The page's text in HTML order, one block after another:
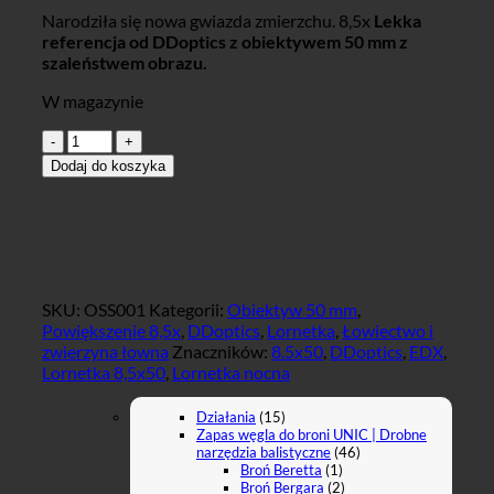
Narodziła się nowa gwiazda zmierzchu. 8,5x Lekka
referencja od DDoptics z obiektywem 50 mm z
szaleństwem obrazu.
W magazynie
ilość
DDoptics
EDX
Dodaj do koszyka
SKU: OSS001 Kategorii: Obiektyw 50 mm,
Powiększenie 8,5x, DDoptics, Lornetka, Łowiectwo i
zwierzyna łowna Znaczników: 8.5x50, DDoptics, EDX,
Lornetka 8,5x50, Lornetka nocna
Działania (15)
Zapas węgla do broni UNIC | Drobne
narzędzia balistyczne(46)
Broń Beretta (1)
Broń Bergara (2)